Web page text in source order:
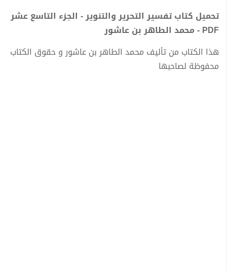
تحميل كتاب تفسير التحرير والتنوير - الجزء التاسع عشر
PDF - محمد الطاهر بن عاشور
هذا الكتاب من تأليف محمد الطاهر بن عاشور و حقوق الكتاب
محفوظة لصاحبها